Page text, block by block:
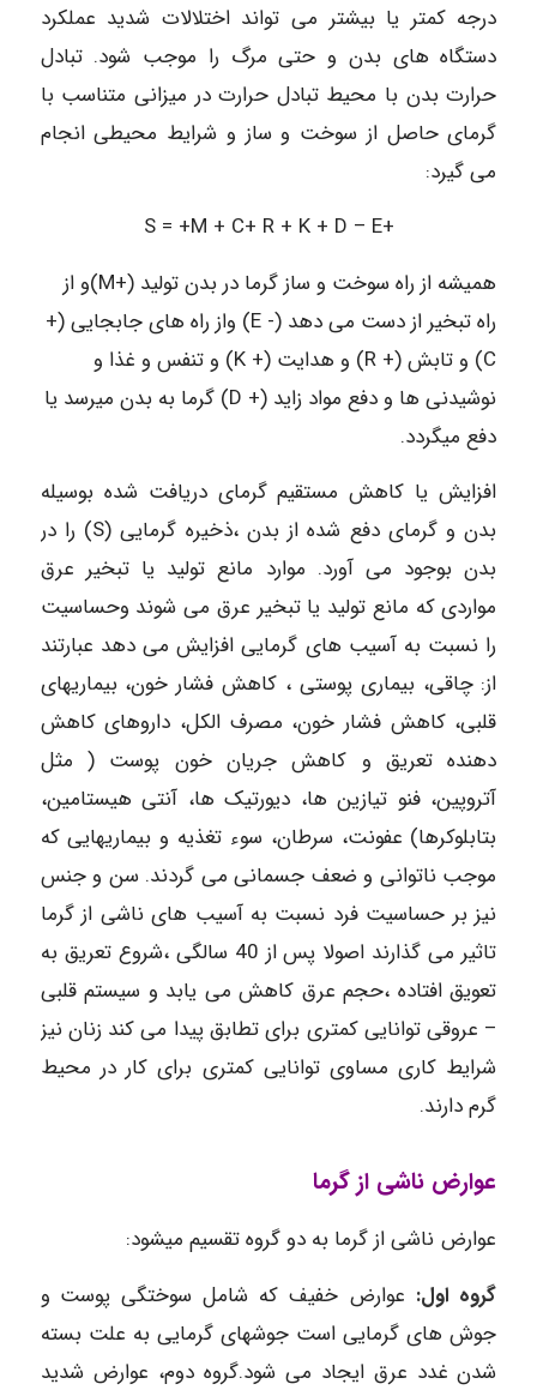
درجه کمتر یا بیشتر می تواند اختلالات شدید عملکرد
دستگاه های بدن و حتی مرگ را موجب شود. تبادل
حرارت بدن با محیط تبادل حرارت در میزانی متناسب با
گرمای حاصل از سوخت و ساز و شرایط محیطی انجام
می گیرد:
+S = +M + C+ R + K + D – E
همیشه از راه سوخت و ساز گرما در بدن تولید (+M)و از
راه تبخیر از دست می دهد (- E) واز راه های جابجایی (+
C) و تابش (+ R) و هدایت (+ K) و تنفس و غذا و
نوشیدنی ها و دفع مواد زاید (+ D) گرما به بدن میرسد یا
دفع میگردد.
افزایش یا کاهش مستقیم گرمای دریافت شده بوسیله
بدن و گرمای دفع شده از بدن ،ذخیره گرمایی (S) را در
بدن بوجود می آورد. موارد مانع تولید یا تبخیر عرق
مواردی که مانع تولید یا تبخیر عرق می شوند وحساسیت
را نسبت به آسیب های گرمایی افزایش می دهد عبارتند
از: چاقی، بیماری پوستی ، کاهش فشار خون، بیماریهای
قلبی، کاهش فشار خون، مصرف الکل، داروهای کاهش
دهنده تعریق و کاهش جریان خون پوست ( مثل
آتروپین، فنو تیازین ها، دیورتیک ها، آنتی هیستامین،
بتابلوکرها) عفونت، سرطان، سوء تغذیه و بیماریهایی که
موجب ناتوانی و ضعف جسمانی می گردند. سن و جنس
نیز بر حساسیت فرد نسبت به آسیب های ناشی از گرما
تاثیر می گذارند اصولا پس از 40 سالگی ،شروع تعریق به
تعویق افتاده ،حجم عرق کاهش می یابد و سیستم قلبی
– عروقی توانایی کمتری برای تطابق پیدا می کند زنان نیز
شرایط کاری مساوی توانایی کمتری برای کار در محیط
گرم دارند.
عوارض ناشی از گرما
عوارض ناشی از گرما به دو گروه تقسیم میشود:
گروه اول: عوارض خفیف که شامل سوختگی پوست و
جوش های گرمایی است جوشهای گرمایی به علت بسته
شدن غدد عرق ایجاد می شود.گروه دوم، عوارض شدید